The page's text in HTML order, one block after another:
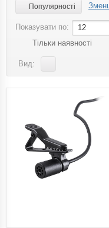
Популярності
Показувати по:
12
Тільки наявності
Вид: